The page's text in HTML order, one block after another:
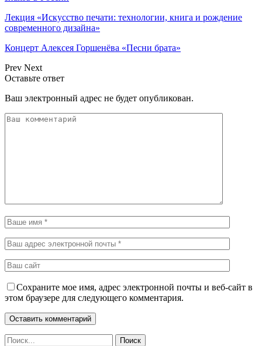
Лекция «Искусство печати: технологии, книга и рождение
современного дизайна»
Концерт Алексея Горшенёва «Песни брата»
Prev Next
Оставьте ответ
Ваш электронный адрес не будет опубликован.
Сохраните мое имя, адрес электронной почты и веб-сайт в
этом браузере для следующего комментария.